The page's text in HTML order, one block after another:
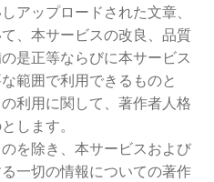
アップロードされた文章、
、本サービスの改良、品質
是正等ならびに本サービス
範囲で利用できるものと
利用に関して、著作者人格
します。
を除き、本サービスおよび
一切の情報についての著作